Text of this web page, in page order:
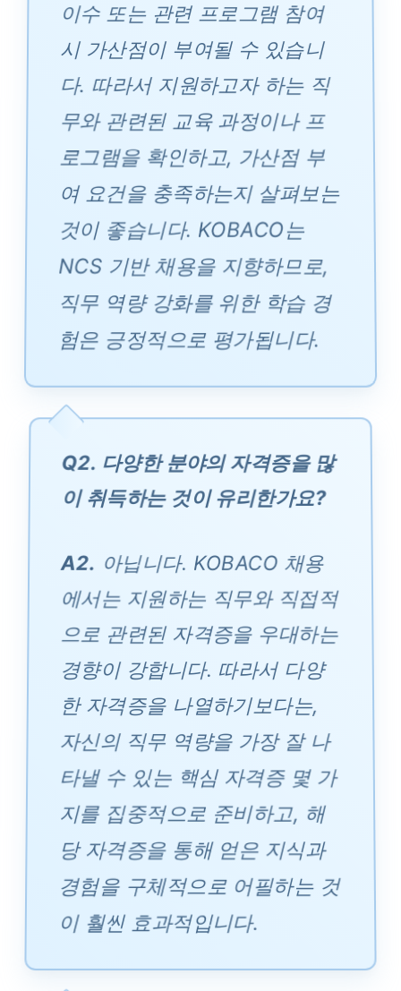
이수 또는 관련 프로그램 참여
시 가산점이 부여될 수 있습니
다. 따라서 지원하고자 하는 직
무와 관련된 교육 과정이나 프
로그램을 확인하고, 가산점 부
여 요건을 충족하는지 살펴보는
것이 좋습니다. KOBACO는
NCS 기반 채용을 지향하므로,
직무 역량 강화를 위한 학습 경
험은 긍정적으로 평가됩니다.
Q2. 다양한 분야의 자격증을 많
이 취득하는 것이 유리한가요?
A2. 아닙니다. KOBACO 채용
에서는 지원하는 직무와 직접적
으로 관련된 자격증을 우대하는
경향이 강합니다. 따라서 다양
한 자격증을 나열하기보다는,
자신의 직무 역량을 가장 잘 나
타낼 수 있는 핵심 자격증 몇 가
지를 집중적으로 준비하고, 해
당 자격증을 통해 얻은 지식과
경험을 구체적으로 어필하는 것
이 훨씬 효과적입니다.